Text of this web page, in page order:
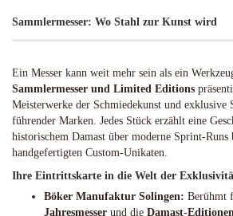
Sammlermesser: Wo Stahl zur Kunst wird
Ein Messer kann weit mehr sein als ein
Sammlermesser und Limited Editions
Meisterwerke der Schmiedekunst und exklusive
führender Marken. Jedes Stück erzählt eine
historischem Damast über moderne Sprint-Runs
handgefertigten Custom-Unikaten.
Ihre Eintrittskarte in die Welt der
Böker Manufaktur Solingen: Berühmt
Jahresmesser und die Damast-